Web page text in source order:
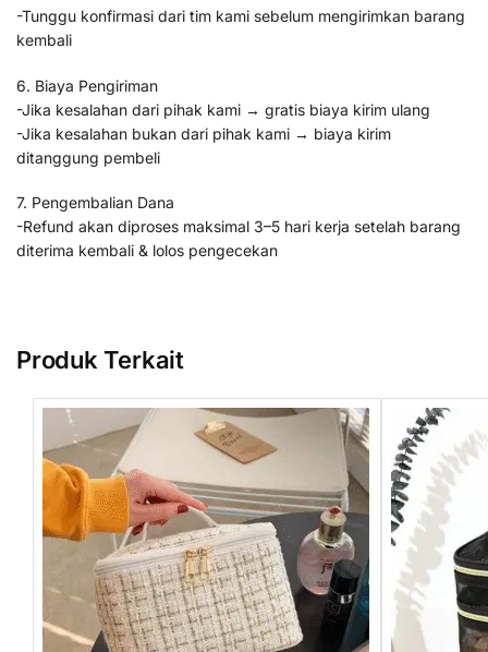
-Tunggu konfirmasi dari tim kami sebelum mengirimkan barang
kembali
6. Biaya Pengiriman
-Jika kesalahan dari pihak kami → gratis biaya kirim ulang
-Jika kesalahan bukan dari pihak kami → biaya kirim
ditanggung pembeli
7. Pengembalian Dana
-Refund akan diproses maksimal 3–5 hari kerja setelah barang
diterima kembali & lolos pengecekan
Produk Terkait